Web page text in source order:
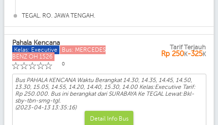
TEGAL. RO. JAWA TENGAH.
Pahala Kencana
Kelas: Executive
Bus: MERCEDES
BENZ OH 1526
☆
☆
☆
☆
☆ 0
Tarif Terjauh
Rp 250K-325K
Bus PAHALA KENCANA Waktu Berangkat 14.30, 14.35, 14.45, 14.50,
13.30, 15.05, 14.55, 14.20, 14.40, 15.30, 14.00 Kelas:Executive Tarif:
Rp 250.000. Bus ini berangkat dari SURABAYA Ke TEGAL Lewat:Bkl-
sby-tbn-smg-tgl.
(2023-04-13 13:35:16)
Detail Info Bus